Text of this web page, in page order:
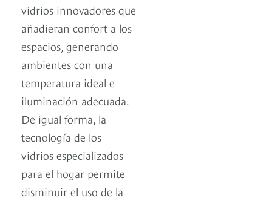
vidrios innovadores que
añadieran confort a los
espacios, generando
ambientes con una
temperatura ideal e
iluminación adecuada.
De igual forma, la
tecnología de los
vidrios especializados
para el hogar permite
disminuir el uso de la